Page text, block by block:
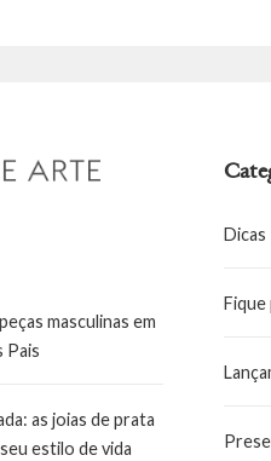
masculinas em
Pais
as joias de prata
estilo de vida
Dicas